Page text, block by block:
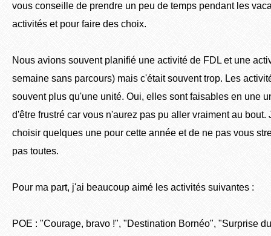
vous conseille de prendre un peu de temps pendant les
activités et pour faire des choix.
Nous avions souvent planifié une activité de FDL et une
semaine sans parcours) mais c'était souvent trop. Les
souvent plus qu'une unité. Oui, elles sont faisables en une
d'être frustré car vous n'aurez pas pu aller vraiment au
choisir quelques une pour cette année et de ne pas vous
pas toutes.
Pour ma part, j'ai beaucoup aimé les activités suivantes :
POE : "Courage, bravo !", "Destination Bornéo", "Surprise